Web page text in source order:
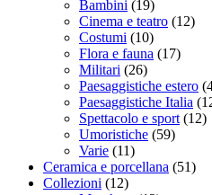
Bambini (19)
Cinema e teatro (12)
Costumi (10)
Flora e fauna (17)
Militari (26)
Paesaggistiche estero
Paesaggistiche Italia
Spettacolo e sport (12)
Umoristiche (59)
Varie (11)
Ceramica e porcellana (51)
Collezioni (12)